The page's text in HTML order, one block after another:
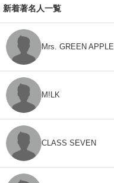
新着著名人一覧
Mrs. GREEN APPLE
M!LK
CLASS SEVEN